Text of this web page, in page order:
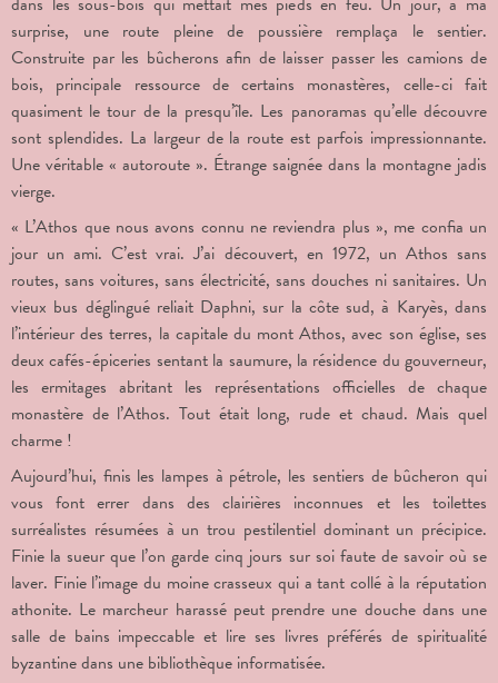
surprise, une route pleine de poussière remplaça le sentier.
Construite par les bûcherons afin de laisser passer les camions de
bois, principale ressource de certains monastères, celle-ci fait
quasiment le tour de la presqu’île. Les panoramas qu’elle découvre
sont splendides. La largeur de la route est parfois impressionnante.
Une véritable « autoroute ». Étrange saignée dans la montagne jadis
vierge.
« L’Athos que nous avons connu ne reviendra plus », me confia un
jour un ami. C’est vrai. J’ai découvert, en 1972, un Athos sans
routes, sans voitures, sans électricité, sans douches ni sanitaires. Un
vieux bus déglingué reliait Daphni, sur la côte sud, à Karyès, dans
l’intérieur des terres, la capitale du mont Athos, avec son église, ses
deux cafés-épiceries sentant la saumure, la résidence du gouverneur,
les ermitages abritant les représentations officielles de chaque
monastère de l’Athos. Tout était long, rude et chaud. Mais quel
charme !
Aujourd’hui, finis les lampes à pétrole, les sentiers de bûcheron qui
vous font errer dans des clairières inconnues et les toilettes
surréalistes résumées à un trou pestilentiel dominant un précipice.
Finie la sueur que l’on garde cinq jours sur soi faute de savoir où se
laver. Finie l’image du moine crasseux qui a tant collé à la réputation
athonite. Le marcheur harassé peut prendre une douche dans une
salle de bains impeccable et lire ses livres préférés de spiritualité
byzantine dans une bibliothèque informatisée.